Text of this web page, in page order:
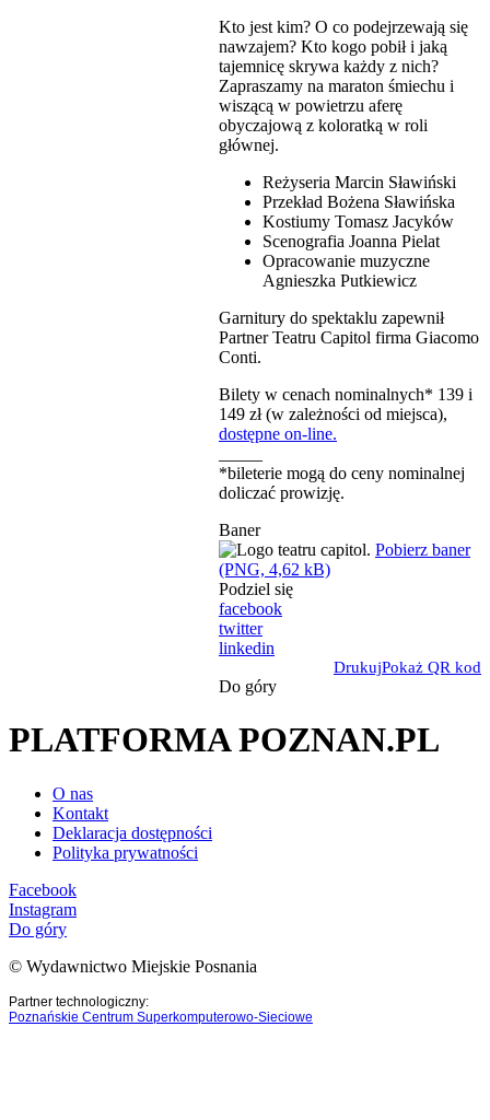
Kto jest kim? O co podejrzewają się
nawzajem? Kto kogo pobił i jaką
tajemnicę skrywa każdy z nich?
Zapraszamy na maraton śmiechu i
wiszącą w powietrzu aferę
obyczajową z koloratką w roli
głównej.
Reżyseria Marcin Sławiński
Przekład Bożena Sławińska
Kostiumy Tomasz Jacyków
Scenografia Joanna Pielat
Opracowanie muzyczne
Agnieszka Putkiewicz
Garnitury do spektaklu zapewnił
Partner Teatru Capitol firma Giacomo
Conti.
Bilety w cenach nominalnych* 139 i
149 zł (w zależności od miejsca),
dostępne on-line.
*bileterie mogą do ceny nominalnej
doliczać prowizję.
Baner
Pobierz baner
(PNG, 4,62 kB)
Podziel się
facebook
twitter
linkedin
DrukujPokaż QR kod
Do góry
PLATFORMA POZNAN.PL
O nas
Kontakt
Deklaracja dostępności
Polityka prywatności
Facebook
Instagram
Do góry
© Wydawnictwo Miejskie Posnania
Partner technologiczny:
Poznańskie Centrum Superkomputerowo-Sieciowe